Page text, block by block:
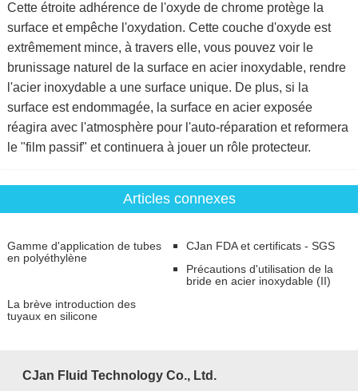
Cette étroite adhérence de l'oxyde de chrome protège la
surface et empêche l'oxydation. Cette couche d'oxyde est
extrêmement mince, à travers elle, vous pouvez voir le
brunissage naturel de la surface en acier inoxydable, rendre
l'acier inoxydable a une surface unique. De plus, si la
surface est endommagée, la surface en acier exposée
réagira avec l'atmosphère pour l'auto-réparation et reformera
le "film passif" et continuera à jouer un rôle protecteur.
Articles connexes
Gamme d'application de tubes
en polyéthylène
CJan FDA et certificats - SGS
Précautions d'utilisation de la
bride en acier inoxydable (II)
La brève introduction des
tuyaux en silicone
CJan Fluid Technology Co., Ltd.